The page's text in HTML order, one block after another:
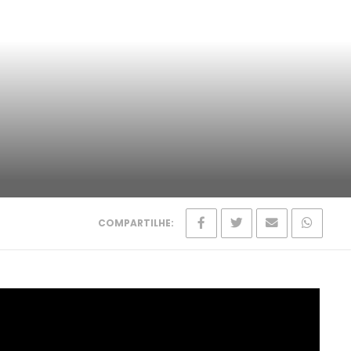
COMPARTILHE: